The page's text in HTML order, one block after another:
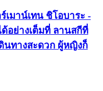
เมาน์เทน ชิโอบาระ -
อย่างเต็มที่ ลานสกีที่
นทางสะดวก ผู้หญิงก็